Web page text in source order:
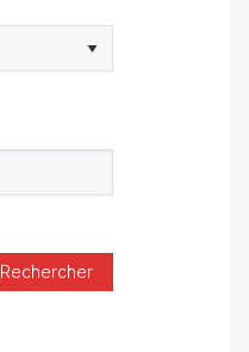
Rechercher